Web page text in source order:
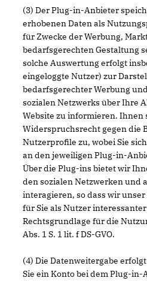
(3) Der Plug-in-Anbieter
erhobenen Daten als
für Zwecke der Werbung,
bedarfsgerechten Gestaltung
solche Auswertung erfolgt
eingeloggte Nutzer) zur
bedarfsgerechter Werbung
sozialen Netzwerks über Ihre
Website zu informieren. Ihnen
Widerspruchsrecht gegen die
Nutzerprofile zu, wobei Sie
an den jeweiligen Plug-in-
Über die Plug-ins bietet wir
den sozialen Netzwerken und
interagieren, so dass wir
für Sie als Nutzer
Rechtsgrundlage für die
Abs. 1 S. 1 lit. f DS-GVO.
(4) Die Datenweitergabe
Sie ein Konto bei dem Plug-